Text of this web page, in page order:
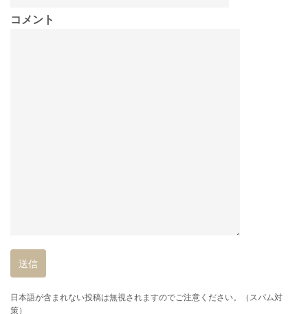
コメント
日本語が含まれない投稿は無視されますのでご注意ください。（スパム対
策）